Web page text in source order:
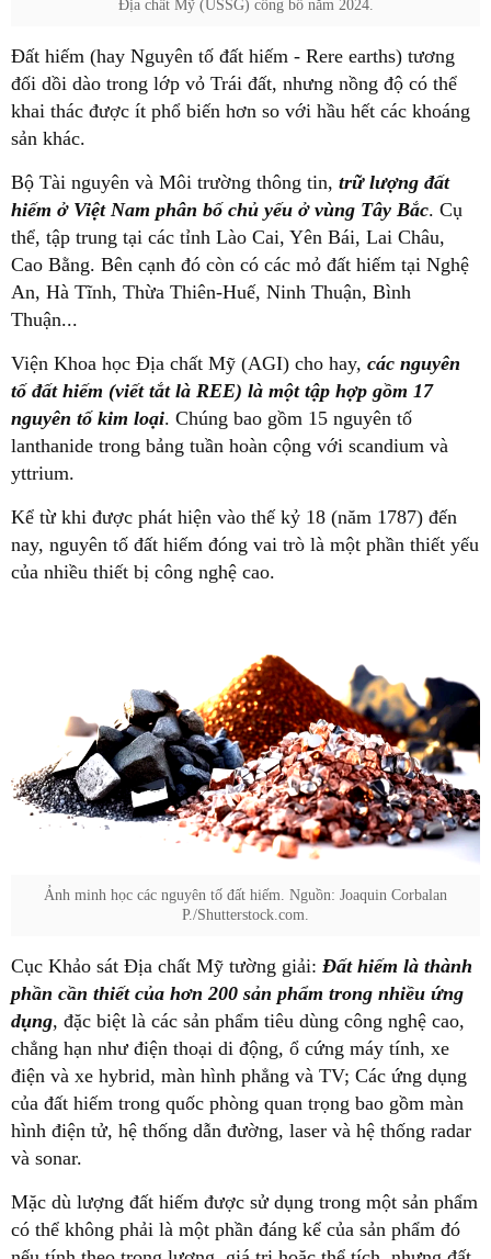
Địa chất Mỹ (USSG) công bố năm 2024.
Đất hiếm (hay Nguyên tố đất hiếm - Rere earths) tương
đối dồi dào trong lớp vỏ Trái đất, nhưng nồng độ có thể
khai thác được ít phổ biến hơn so với hầu hết các khoáng
sản khác.
Bộ Tài nguyên và Môi trường thông tin, trữ lượng đất
hiếm ở Việt Nam phân bố chủ yếu ở vùng Tây Bắc. Cụ
thể, tập trung tại các tỉnh Lào Cai, Yên Bái, Lai Châu,
Cao Bằng. Bên cạnh đó còn có các mỏ đất hiếm tại Nghệ
An, Hà Tĩnh, Thừa Thiên-Huế, Ninh Thuận, Bình
Thuận...
Viện Khoa học Địa chất Mỹ (AGI) cho hay, các nguyên
tố đất hiếm (viết tắt là REE) là một tập hợp gồm 17
nguyên tố kim loại. Chúng bao gồm 15 nguyên tố
lanthanide trong bảng tuần hoàn cộng với scandium và
yttrium.
Kể từ khi được phát hiện vào thế kỷ 18 (năm 1787) đến
nay, nguyên tố đất hiếm đóng vai trò là một phần thiết yếu
của nhiều thiết bị công nghệ cao.
Ảnh minh học các nguyên tố đất hiếm. Nguồn: Joaquin Corbalan
P./Shutterstock.com.
Cục Khảo sát Địa chất Mỹ tường giải: Đất hiếm là thành
phần cần thiết của hơn 200 sản phẩm trong nhiều ứng
dụng, đặc biệt là các sản phẩm tiêu dùng công nghệ cao,
chẳng hạn như điện thoại di động, ổ cứng máy tính, xe
điện và xe hybrid, màn hình phẳng và TV; Các ứng dụng
của đất hiếm trong quốc phòng quan trọng bao gồm màn
hình điện tử, hệ thống dẫn đường, laser và hệ thống radar
và sonar.
Mặc dù lượng đất hiếm được sử dụng trong một sản phẩm
có thể không phải là một phần đáng kể của sản phẩm đó